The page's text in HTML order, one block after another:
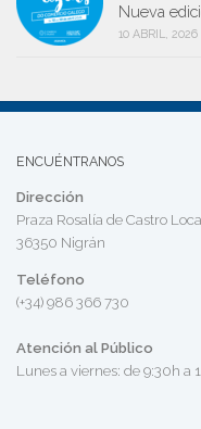
Nueva
10 ABRIL, 2026
ENCUÉNTRANOS
Dirección
Praza Rosalía de Castro
36350 Nigrán
Teléfono
(+34) 986 366 730
Atención al Público
Lunes a viernes: de 9:30h a